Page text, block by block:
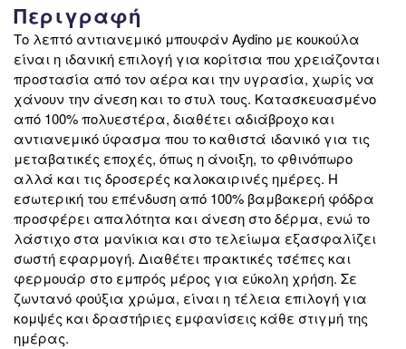
Περιγραφή
Το λεπτό αντιανεμικό μπουφάν Aydino με κουκούλα
είναι η ιδανική επιλογή για κορίτσια που χρειάζονται
προστασία από τον αέρα και την υγρασία, χωρίς να
χάνουν την άνεση και το στυλ τους. Κατασκευασμένο
από 100% πολυεστέρα, διαθέτει αδιάβροχο και
αντιανεμικό ύφασμα που το καθιστά ιδανικό για τις
μεταβατικές εποχές, όπως η άνοιξη, το φθινόπωρο
αλλά και τις δροσερές καλοκαιρινές ημέρες. Η
εσωτερική του επένδυση από 100% βαμβακερή φόδρα
προσφέρει απαλότητα και άνεση στο δέρμα, ενώ το
λάστιχο στα μανίκια και στο τελείωμα εξασφαλίζει
σωστή εφαρμογή. Διαθέτει πρακτικές τσέπες και
φερμουάρ στο εμπρός μέρος για εύκολη χρήση. Σε
ζωντανό φούξια χρώμα, είναι η τέλεια επιλογή για
κομψές και δραστήριες εμφανίσεις κάθε στιγμή της
ημέρας.